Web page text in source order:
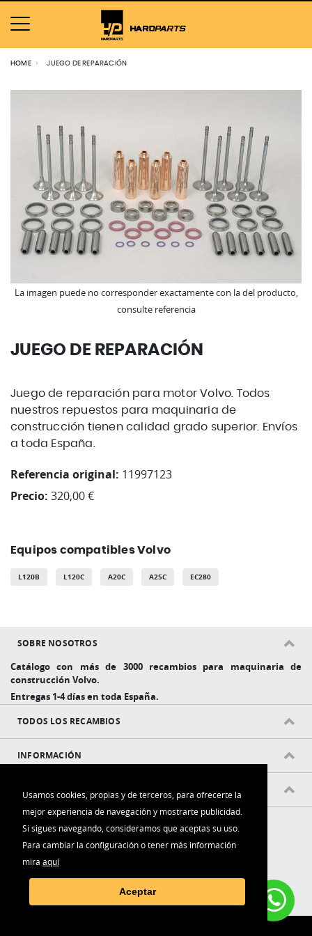
Usamos cookies, propias y de terceros, para ofrecerte la
mejor experiencia de navegación y mostrarte publicidad.
Si sigues navegando, consideramos que aceptas su uso.
Para cambiar la configuración o tener más información
mira aquí
Aceptar
HOME JUEGO DE REPARACIÓN
JUEGO DE REPARACIÓN
Juego de reparación para motor Volvo. Todos
nuestros repuestos para maquinaria de
construcción tienen calidad grado superior. Envíos
a toda España.
Referencia original: 11997123
Precio: 320,00 €
Equipos compatibles Volvo
L120B L120C A20C A25C EC280
La imagen puede no corresponder exactamente con la del producto,
consulte referencia
SOBRE NOSOTROS
Catálogo con más de 3000 recambios para maquinaria de
construcción Volvo.
Entregas 1-4 días en toda España.
TODOS LOS RECAMBIOS
INFORMACIÓN
POLÍTICAS Y CONDICIONES
Contacta con nosotros:
(+34) 916 006 788